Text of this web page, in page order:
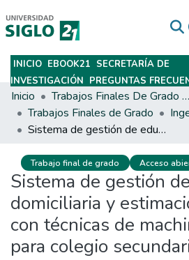
Subir
INICIO EBOOK21 SECRETARÍA DE
INVESTIGACIÓN PREGUNTAS
Inicio
Trabajos Finales De Grado Y Posgrado
Trabajos Finales de Grado
Sistema de gestión de educación domiciliaria y estimación académica con técnicas de machine learning para colegio secundario.
Trabajo final de grado Acceso
Sistema de gestión
domiciliaria y
con técnicas de
para colegio